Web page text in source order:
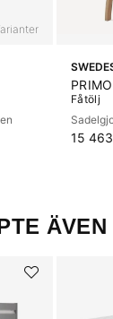
PRIMO
Fåtölj
15
ÄVEN